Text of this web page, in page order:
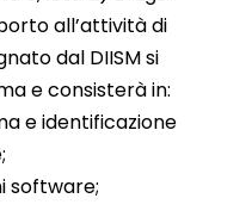
all’attività di
dal DIISM si
e consisterà in:
e identificazione
software;